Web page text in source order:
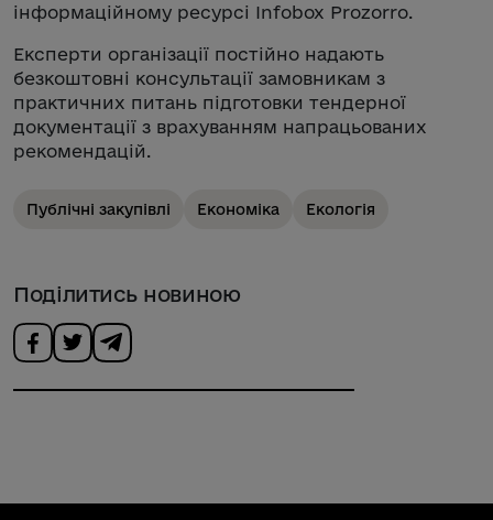
інформаційному ресурсі Infobox Prozorro.
Експерти організації постійно надають
безкоштовні консультації замовникам з
практичних питань підготовки тендерної
документації з врахуванням напрацьованих
рекомендацій.
Публічні закупівлі Економіка Екологія
Поділитись новиною